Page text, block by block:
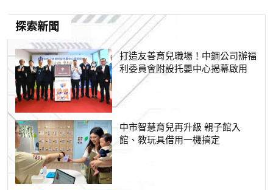
探索新聞
打造友善育兒職場！中鋼公司辦福
利委員會附設托嬰中心揭幕啟用
中市智慧育兒再升級 親子館入
館、教玩具借用一機搞定